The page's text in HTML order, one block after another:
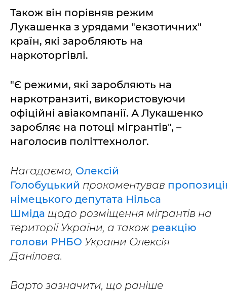
Також він порівняв режим
Лукашенка з урядами "екзотичних"
країн, які заробляють на
наркоторгівлі.
"Є режими, які заробляють на
наркотранзиті, використовуючи
офіційні авіакомпанії. А Лукашенко
заробляє на потоці мігрантів", –
наголосив політтехнолог.
Нагадаємо, Олексій
Голобуцький прокоментував
німецького депутата Нільса
Шміда щодо розміщення мігрантів на
території України, а також реакцію
голови РНБО України Олексія
Данілова.
Варто зазначити, що раніше